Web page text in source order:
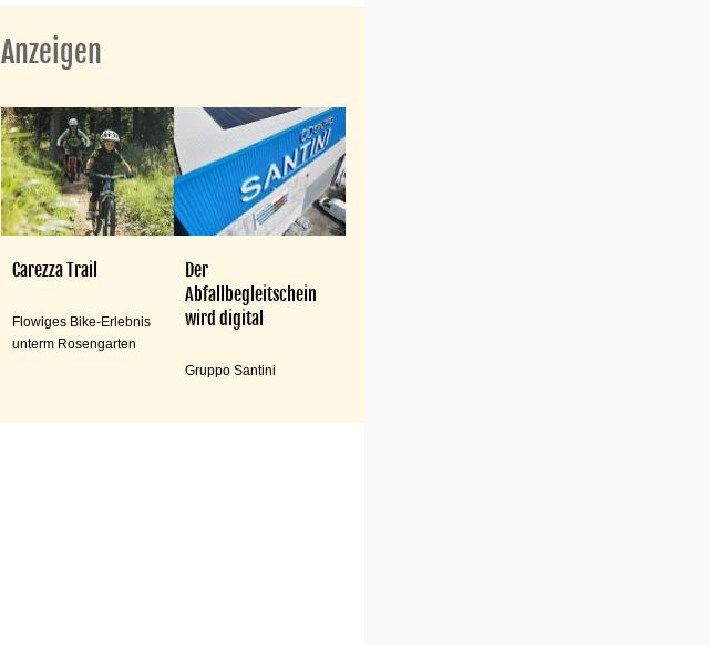
Anzeigen
Carezza Trail
Flowiges Bike-Erlebnis
unterm Rosengarten
Der
Abfallbegleitschein
wird digital
Gruppo Santini